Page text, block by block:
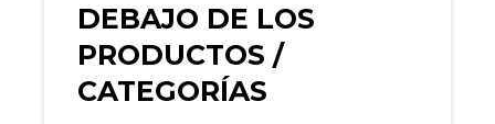
DEBAJO DE LOS
PRODUCTOS /
CATEGORÍAS